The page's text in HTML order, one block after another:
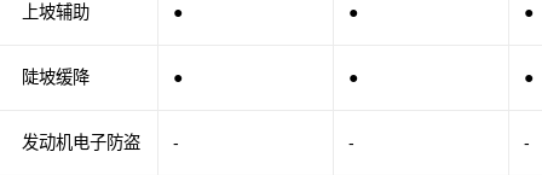
上坡辅助
陡坡缓降
发动机电子防盗
● ● ●
● ● ●
- - -